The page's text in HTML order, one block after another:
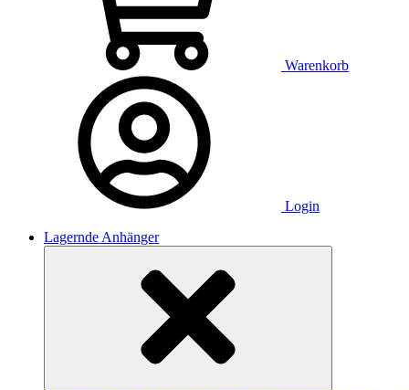
Warenkorb
Login
Lagernde Anhänger